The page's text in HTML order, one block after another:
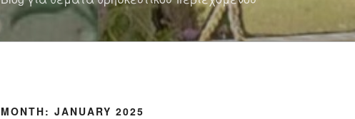
MONTH: JANUARY 2025